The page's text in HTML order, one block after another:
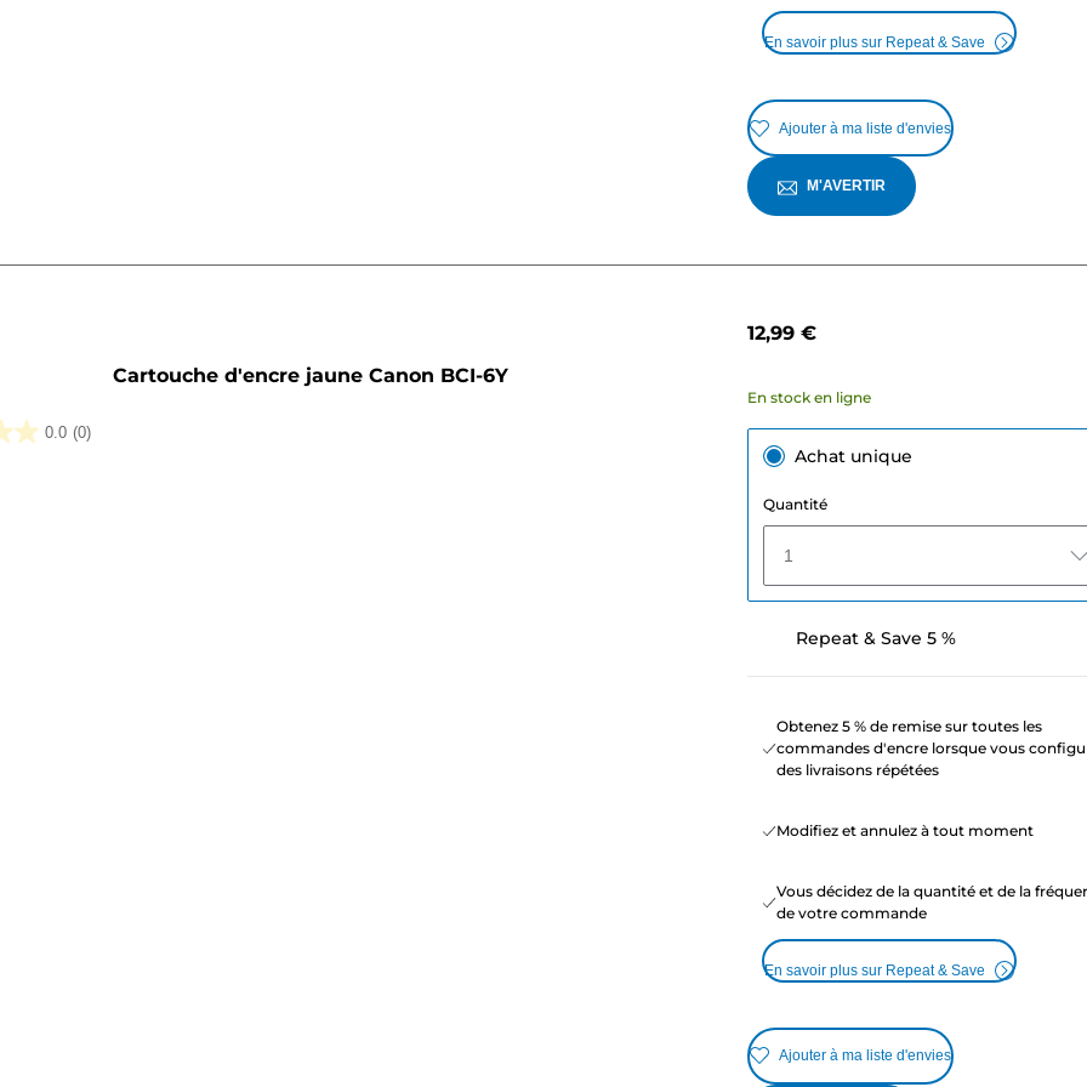
En savoir plus sur Repeat & Save
Ajouter à ma liste d'envies
M'AVERTIR
Cartouche d'encre jaune Canon BCI-6Y
0.0 (0)
12,99 €
En stock en ligne
Achat unique
Quantité
1
Repeat & Save 5 %
Obtenez 5 % de remise sur toutes les
commandes d'encre lorsque vous
des livraisons répétées
Modifiez et annulez à tout moment
Vous décidez de la quantité et de la
de votre commande
En savoir plus sur Repeat & Save
Ajouter à ma liste d'envies